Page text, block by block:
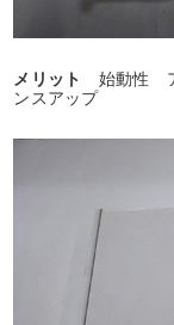
メリット
始動性
ンスアップ